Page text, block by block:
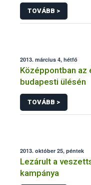
TOVÁBB >
2013. március 4, hétfő
Középpontban az
budapesti ülésén
TOVÁBB >
2013. október 25, péntek
Lezárult a
kampánya